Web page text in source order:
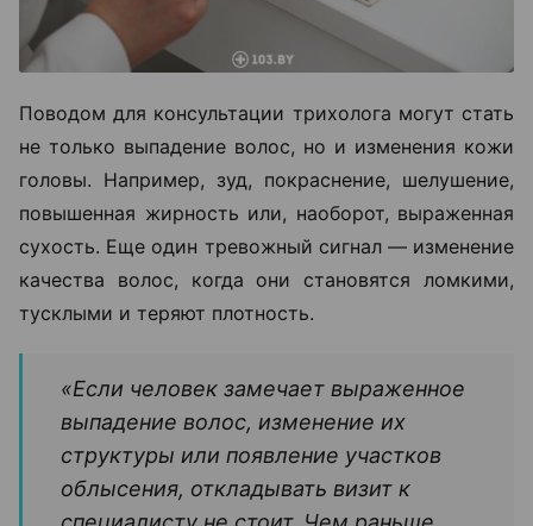
Поводом для консультации трихолога могут стать
не только выпадение волос, но и изменения кожи
головы. Например, зуд, покраснение, шелушение,
повышенная жирность или, наоборот, выраженная
сухость. Еще один тревожный сигнал — изменение
качества волос, когда они становятся ломкими,
тусклыми и теряют плотность.
«Если человек замечает выраженное
выпадение волос, изменение их
структуры или появление участков
облысения, откладывать визит к